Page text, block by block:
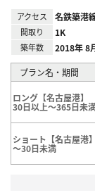
アクセス 名鉄築港
間取り 1K
築年数 2018年 8
プラン名・期間
ロング【名古屋港】
30日以上～365日未
ショート【名古屋港】
～30日未満